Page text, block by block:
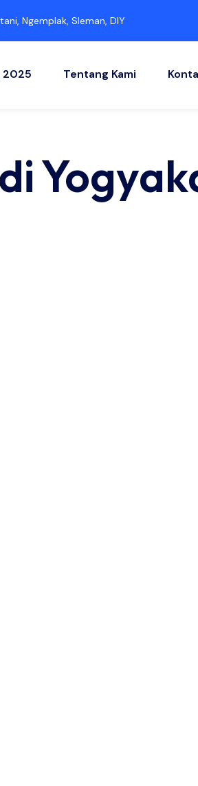
Ngemplak, Sleman, DIY
2025 Tentang Kami